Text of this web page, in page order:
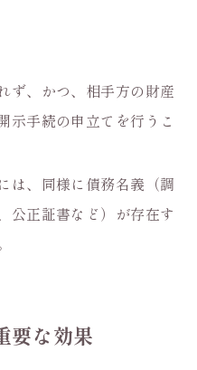
ず、かつ、相手方の財産
示手続の申立てを行うこ
は、同様に債務名義（調
公正証書など）が存在す
要な効果